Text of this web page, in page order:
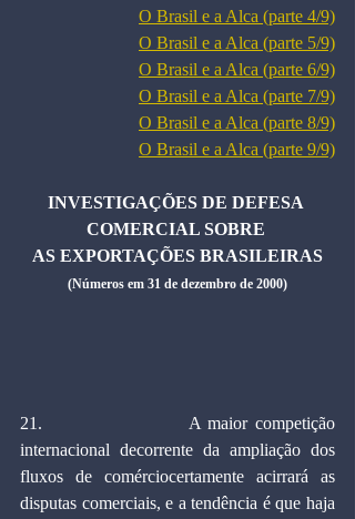
O Brasil e a Alca (parte 4/9)
O Brasil e a Alca (parte 5/9)
O Brasil e a Alca (parte 6/9)
O Brasil e a Alca (parte 7/9)
O Brasil e a Alca (parte 8/9)
O Brasil e a Alca (parte 9/9)
INVESTIGAÇÕES DE DEFESA
COMERCIAL SOBRE
AS EXPORTAÇÕES BRASILEIRAS
(Números em 31 de dezembro de 2000)
21.                    A maior competição
internacional decorrente da ampliação dos
fluxos de comérciocertamente acirrará as
disputas comerciais, e a tendência é que haja